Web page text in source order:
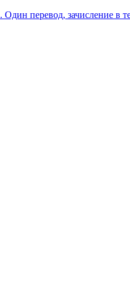
Один перевод, зачисление в